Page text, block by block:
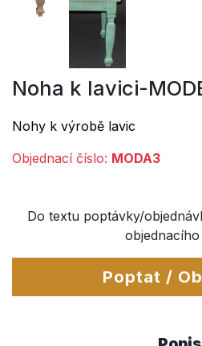
Noha k lavici-
Nohy k výrobě lavic
Objednací číslo: MODA3
Do textu poptávky/
objednacího
Poptat /